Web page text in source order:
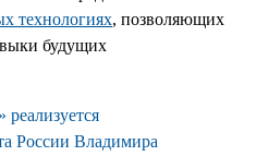
технологиях, позволяющих
будущих
России Владимира